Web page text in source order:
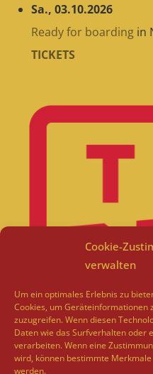
Cookie-
verwalten
Um ein optimales Erlebnis zu
Cookies, um Geräteinformationen
zuzugreifen. Wenn diesen
Daten wie das Surfverhalten oder
verarbeiten. Wenn eine
wird, können bestimmte
werden.
Sa., 03.10.2026
Ready for boarding in
TICKETS